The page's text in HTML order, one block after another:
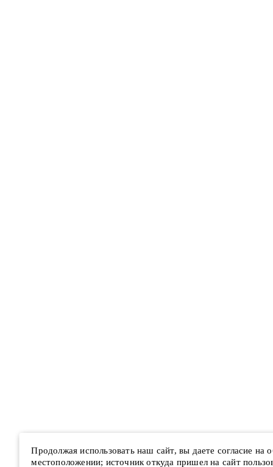
Продолжая использовать наш сайт, вы даете согласие на
местоположении; источник откуда пришел на сайт